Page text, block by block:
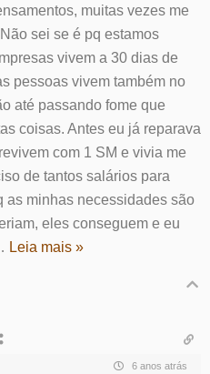
muitas vezes me
sei se é pq estamos
vivem a 30 dias de
pessoas vivem também no
até passando fome que
coisas. Antes eu já reparava
com 1 SM e vivia me
de tantos salários para
minhas necessidades são
eles conseguem e eu
Leia mais »
6 anos atrás